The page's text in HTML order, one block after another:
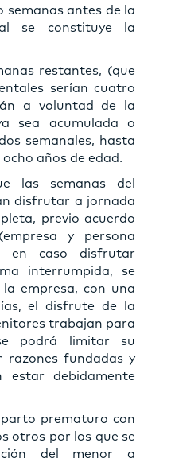
semanas antes de la
se constituye la
restantes, (que
serían cuatro
a voluntad de la
sea acumulada o
semanales, hasta
años de edad.
las semanas del
disfrutar a jornada
previo acuerdo
y persona
en caso disfrutar
interrumpida, se
empresa, con una
el disfrute de la
trabajan para
podrá limitar su
razones fundadas y
estar debidamente
parto prematuro con
otros por los que se
del menor a